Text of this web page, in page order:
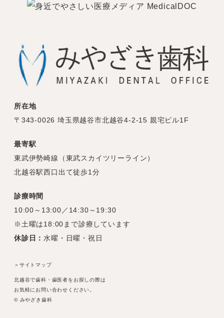
所在地
〒343-0026 埼玉県越谷市北越谷4-2-15 親宅ビル1F
最寄駅
東武伊勢崎線（東武スカイツリーライン）
北越谷駅西口出て徒歩1分
診療時間
10:00～13:00／14:30～19:30
※土曜は18:00まで診療しています
休診日：水曜・日曜・祝日
＞サイトマップ
北越谷で歯科・歯医者をお探しの際は
お気軽にお問い合わせください。
© みやざき歯科